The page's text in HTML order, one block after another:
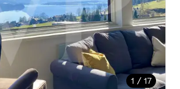
1 / 17